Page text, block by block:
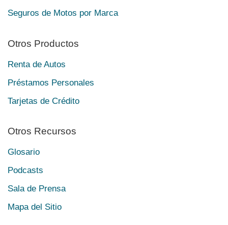
Seguros de Motos por Marca
Otros Productos
Renta de Autos
Préstamos Personales
Tarjetas de Crédito
Otros Recursos
Glosario
Podcasts
Sala de Prensa
Mapa del Sitio